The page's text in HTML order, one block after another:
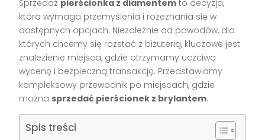
Sprzedaż pierścionka z diamentem to decyzja,
która wymaga przemyślenia i rozeznania się w
dostępnych opcjach. Niezależnie od powodów, dla
których chcemy się rozstać z biżuterią, kluczowe jest
znalezienie miejsca, gdzie otrzymamy uczciwą
wycenę i bezpieczną transakcję. Przedstawiamy
kompleksowy przewodnik po miejscach, gdzie
można sprzedać pierścionek z brylantem.
Spis treści